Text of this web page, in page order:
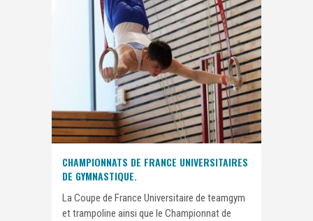
CHAMPIONNATS DE FRANCE UNIVERSITAIRES
DE GYMNASTIQUE.
La Coupe de France Universitaire de teamgym
et trampoline ainsi que le Championnat de